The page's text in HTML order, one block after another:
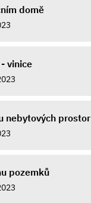
domě
vinice
nebytových prostor
pozemků